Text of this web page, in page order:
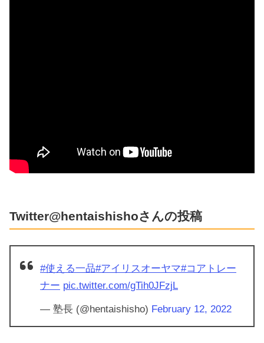
Twitter@hentaishishoさんの投稿
#使える一品#アイリスオーヤマ#コアトレー
ナー pic.twitter.com/gTih0JFzjL
— 塾長 (@hentaishisho) February 12, 2022